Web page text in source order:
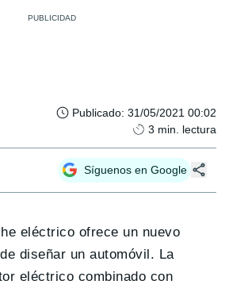
Publicado: 31/05/2021 00:02
3 min. lectura
Síguenos en Google
eléctrico ofrece un nuevo
diseñar un automóvil. La
eléctrico combinado con